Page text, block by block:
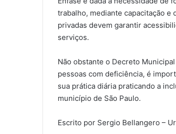
trabalho, mediante capacitação
privadas devem garantir
serviços.
Não obstante o Decreto
pessoas com deficiência, é
sua prática diária praticando a
município de São Paulo.
Escrito por Sergio Bellangero –